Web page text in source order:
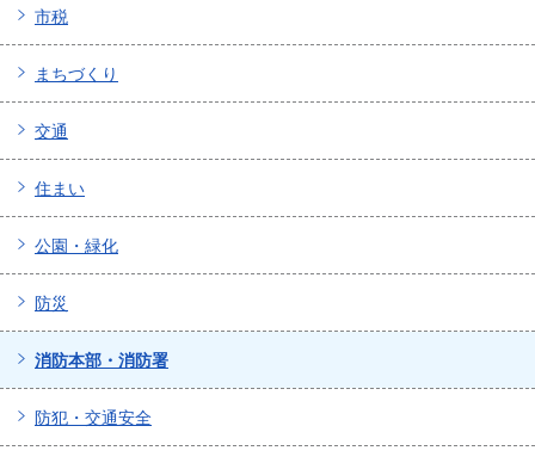
市税
まちづくり
交通
住まい
公園・緑化
防災
消防本部・消防署
防犯・交通安全